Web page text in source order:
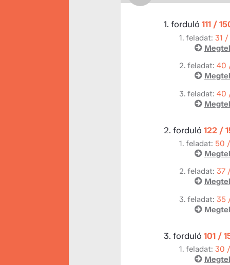
1. forduló 111 /
1. feladat: 31
2. feladat: 40
3. feladat: 40
2. forduló 122 /
1. feladat: 50
2. feladat: 37
3. feladat: 35
3. forduló 101 /
1. feladat: 30